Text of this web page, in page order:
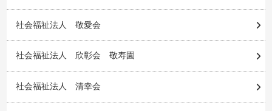
社会福祉法人 敬愛会
社会福祉法人 欣彰会 敬寿園
社会福祉法人 清幸会